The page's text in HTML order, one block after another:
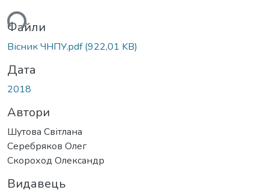
Файли
Вісник ЧНПУ.pdf(922,01 KB)
Дата
2018
Автори
Шутова Світлана
Серебряков Олег
Скороход Олександр
Видавець